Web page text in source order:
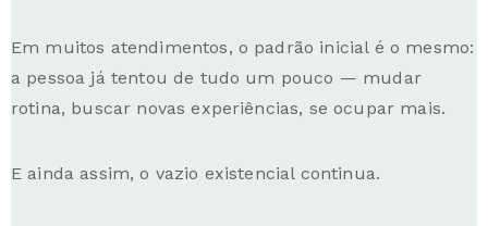
Em muitos atendimentos, o padrão inicial é o mesmo:
a pessoa já tentou de tudo um pouco — mudar
rotina, buscar novas experiências, se ocupar mais.
E ainda assim, o vazio existencial continua.